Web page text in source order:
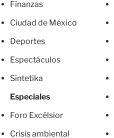
Finanzas
Ciudad de México
Deportes
Espectáculos
Sintetika
Especiales
Foro Excélsior
Crisis ambiental